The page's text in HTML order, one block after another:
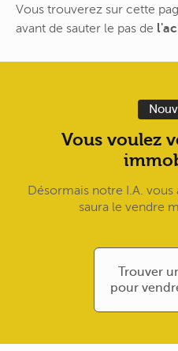
Vous trouverez sur cette
avant de sauter le pas de
Vous voulez
Désormais notre I.A.
saura le vendre
Trouver
pour